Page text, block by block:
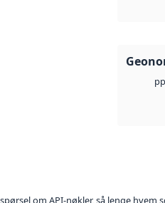
om API-nøkler, så lenge hvem